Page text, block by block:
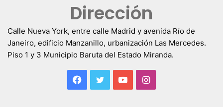
Dirección
Calle Nueva York, entre calle Madrid y avenida Río de
Janeiro, edificio Manzanillo, urbanización Las Mercedes.
Piso 1 y 3 Municipio Baruta del Estado Miranda.
Facebook
TwitterYouTubeInstagram